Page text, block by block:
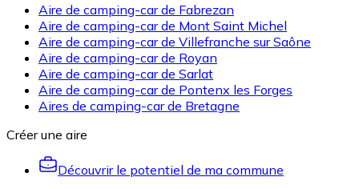
Aire de camping-car de Fabrezan
Aire de camping-car de Mont Saint Michel
Aire de camping-car de Villefranche sur Saône
Aire de camping-car de Royan
Aire de camping-car de Sarlat
Aire de camping-car de Pontenx les Forges
Aires de camping-car de Bretagne
Créer une aire
Découvrir le potentiel de ma commune